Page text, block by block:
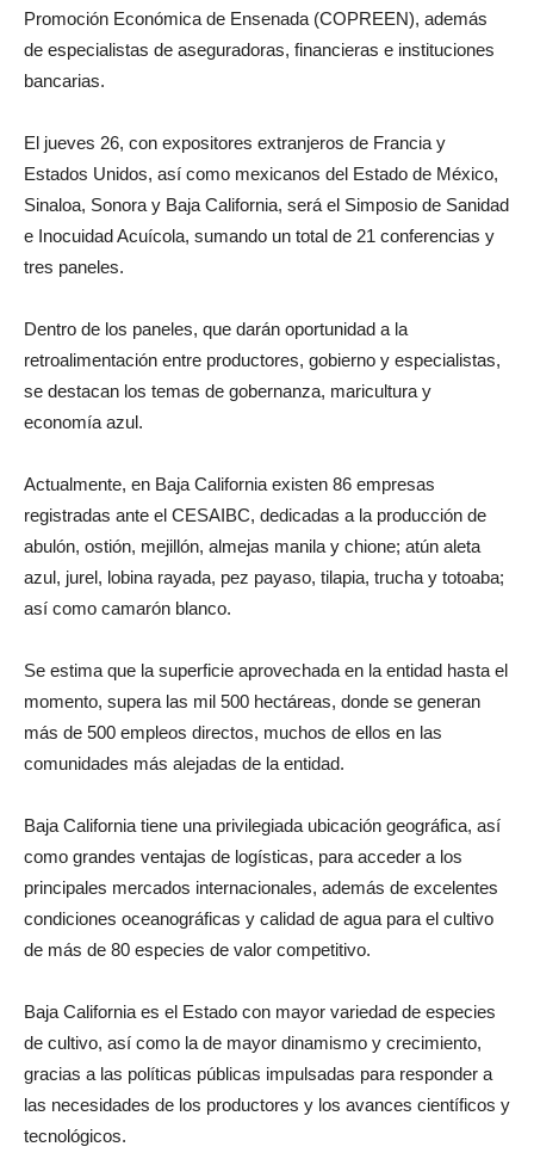
Promoción Económica de Ensenada (COPREEN), además
de especialistas de aseguradoras, financieras e instituciones
bancarias.
El jueves 26, con expositores extranjeros de Francia y
Estados Unidos, así como mexicanos del Estado de México,
Sinaloa, Sonora y Baja California, será el Simposio de Sanidad
e Inocuidad Acuícola, sumando un total de 21 conferencias y
tres paneles.
Dentro de los paneles, que darán oportunidad a la
retroalimentación entre productores, gobierno y especialistas,
se destacan los temas de gobernanza, maricultura y
economía azul.
Actualmente, en Baja California existen 86 empresas
registradas ante el CESAIBC, dedicadas a la producción de
abulón, ostión, mejillón, almejas manila y chione; atún aleta
azul, jurel, lobina rayada, pez payaso, tilapia, trucha y totoaba;
así como camarón blanco.
Se estima que la superficie aprovechada en la entidad hasta el
momento, supera las mil 500 hectáreas, donde se generan
más de 500 empleos directos, muchos de ellos en las
comunidades más alejadas de la entidad.
Baja California tiene una privilegiada ubicación geográ­fica, así
como grandes ventajas de logísticas, para acceder a los
principales mercados internacionales, además de excelentes
condiciones oceanográficas y calidad de agua para el cultivo
de más de 80 especies de valor competitivo.
Baja California es el Estado con mayor variedad de especies
de cultivo, así como la de mayor dinamismo y crecimiento,
gracias a las políticas públicas impulsadas para responder a
las necesidades de los productores y los avances científicos y
tecnológicos.